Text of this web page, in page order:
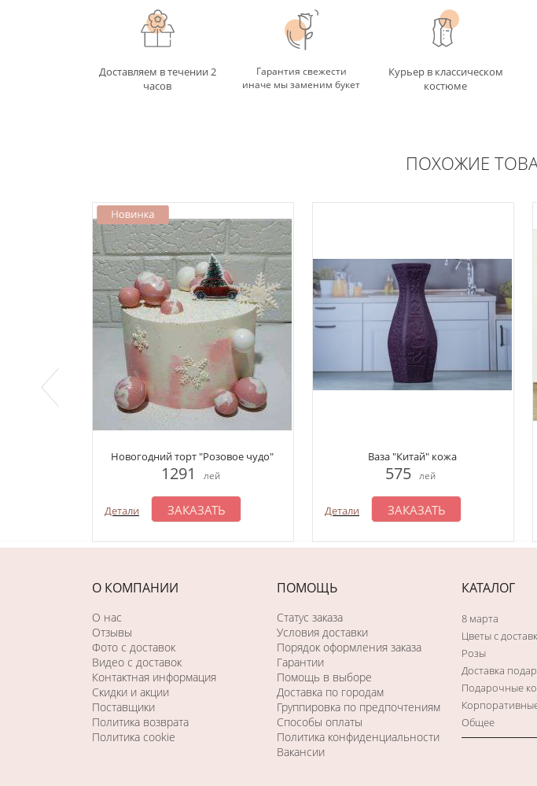
Доставляем в течении 2
часов
Гарантия свежести
иначе мы заменим букет
Курьер в классическом
костюме
ПОХОЖИЕ
Новогодний торт "Розовое чудо"
1291 лей
Детали ЗАКАЗАТЬ
Ваза "Китай" кожа
575 лей
Детали ЗАКАЗАТЬ
О КОМПАНИИ
О нас
Отзывы
Фото c доставок
Видео с доставок
Контактная информация
Скидки и акции
Поставщики
Политика возврата
Политика cookie
ПОМОЩЬ
Статус заказа
Условия доставки
Порядок оформления заказа
Гарантии
Помощь в выборе
Доставка по городам
Группировка по предпочтениям
Способы оплаты
Политика конфиденциальности
Вакансии
КАТАЛОГ
8 марта
Цветы с
Розы
Доставка
Подарочные
Общее